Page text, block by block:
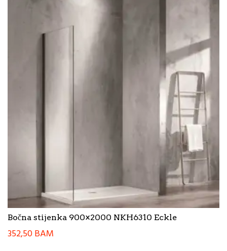
Bočna stijenka 900×2000 NKH6310 Eckle
352,50BAM